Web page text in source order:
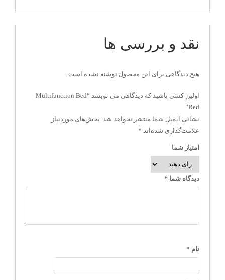
نقد و بررسی ها
هیچ دیدگاهی برای این محصول نوشته نشده است .
اولین کسی باشید که دیدگاهی می نویسد “Multifunction Bed
Red”
نشانی ایمیل شما منتشر نخواهد شد. بخش‌های موردنیاز
علامت‌گذاری شده‌اند *
امتیاز شما
دیدگاه شما *
نام *